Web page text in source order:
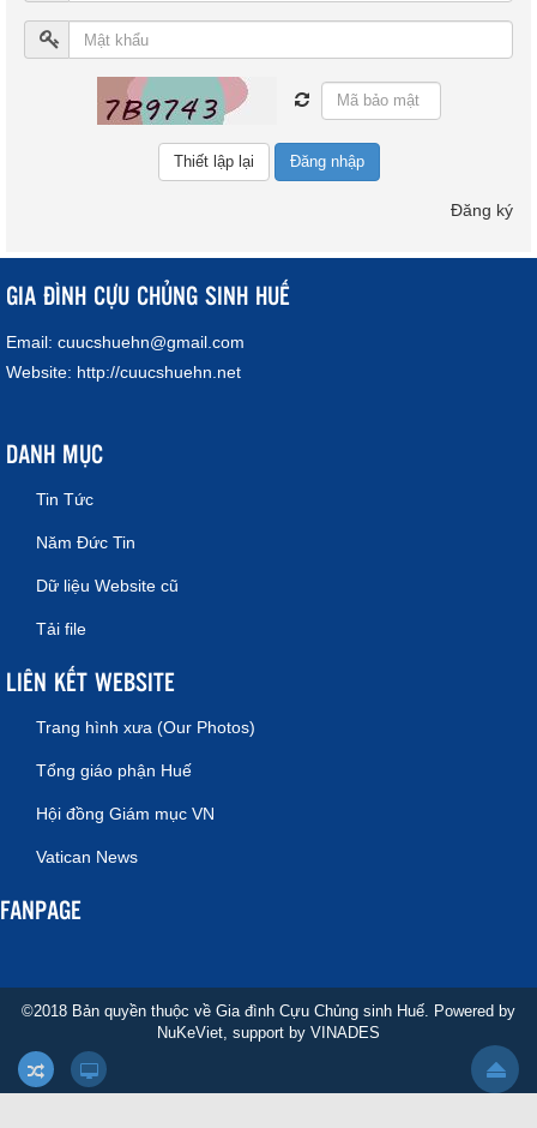
Đăng nhập
Đăng ký
GIA ĐÌNH CỰU CHỦNG SINH HUẾ
Email: cuucshuehn@gmail.com
Website: http://cuucshuehn.net
DANH MỤC
Tin Tức
Năm Đức Tin
Dữ liệu Website cũ
Tải file
LIÊN KẾT WEBSITE
Trang hình xưa (Our Photos)
Tổng giáo phận Huế
Hội đồng Giám mục VN
Vatican News
FANPAGE
©2018 Bản quyền thuộc về Gia đình Cựu Chủng sinh Huế. Powered by
NuKeViet, support by VINADES